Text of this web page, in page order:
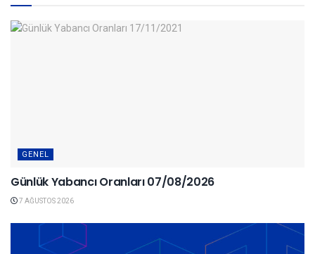
GENEL
Günlük Yabancı Oranları 07/08/2026
7 AĞUSTOS 2026